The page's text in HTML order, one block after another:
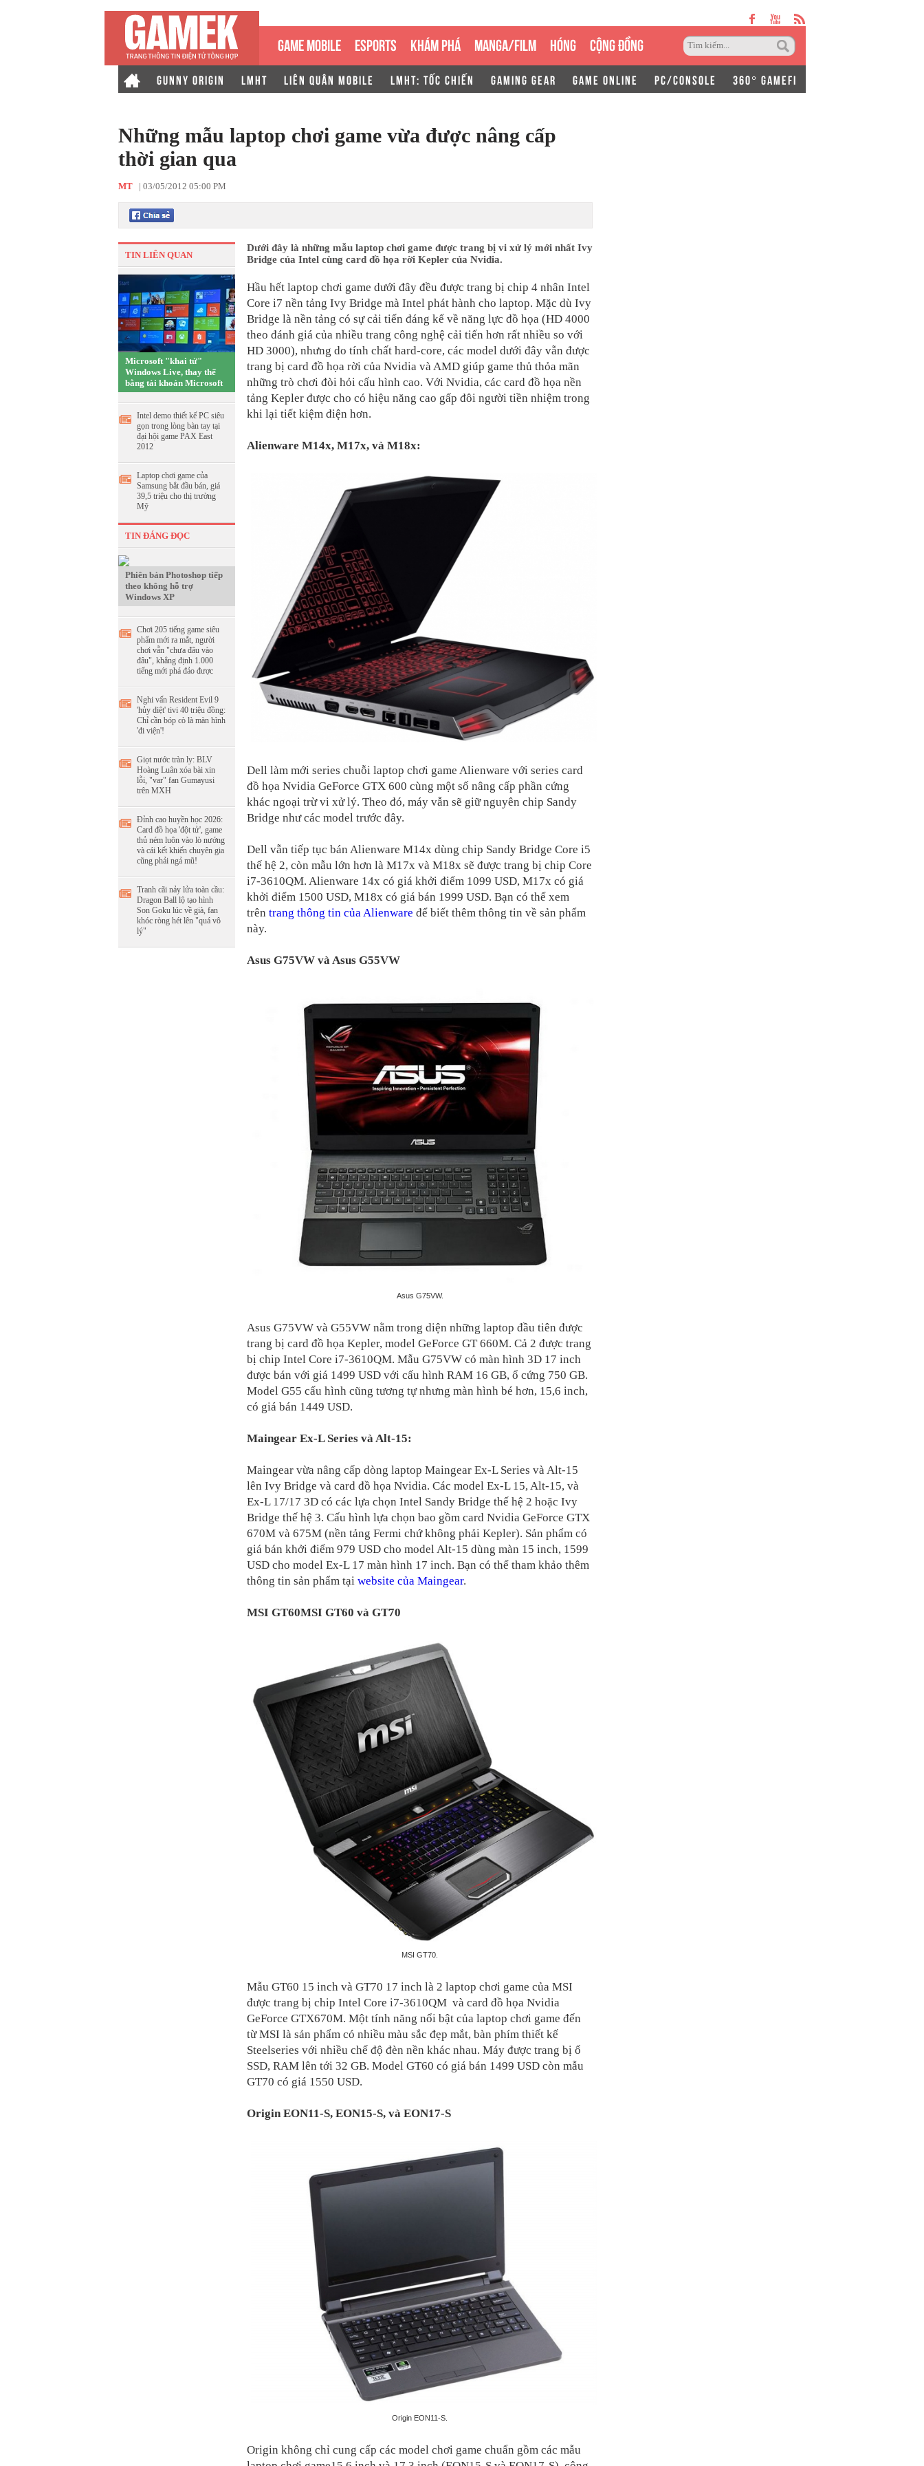
GAME MOBILE ESPORTS KHÁM PHÁ MANGA/FILM HÓNG CỘNG ĐỒNG
GUNNY ORIGIN LMHT LIÊN QUÂN MOBILE LMHT: TỐC CHIẾN GAMING GEAR GAME ONLINE PC/CONSOLE 360° GAMEFI
Những mẫu laptop chơi game vừa được nâng cấp
thời gian qua
MT | 03/05/2012 05:00 PM
TIN LIÊN QUAN
Microsoft "khai tử"
Windows Live, thay thế
bằng tài khoản Microsoft
Intel demo thiết kế PC siêu
gọn trong lòng bàn tay tại
đại hội game PAX East
2012
Laptop chơi game của
Samsung bắt đầu bán, giá
39,5 triệu cho thị trường
Mỹ
TIN ĐÁNG ĐỌC
Phiên bản Photoshop tiếp
theo không hỗ trợ
Windows XP
Chơi 205 tiếng game siêu
phẩm mới ra mắt, người
chơi vẫn "chưa đâu vào
đâu", khẳng định 1.000
tiếng mới phá đảo được
Nghi vấn Resident Evil 9
'hủy diệt' tivi 40 triệu đồng:
Chỉ cần bóp cò là màn hình
'đi viện'!
Giọt nước tràn ly: BLV
Hoàng Luân xóa bài xin
lỗi, "var" fan Gumayusi
trên MXH
Đỉnh cao huyền học 2026:
Card đồ họa 'đột tử', game
thủ ném luôn vào lò nướng
và cái kết khiến chuyên gia
cũng phải ngả mũ!
Tranh cãi nảy lửa toàn cầu:
Dragon Ball lộ tạo hình
Son Goku lúc về già, fan
khóc ròng hét lên "quá vô
lý"
Dưới đây là những mẫu laptop chơi game được trang bị vi xử lý mới nhất Ivy
Bridge của Intel cùng card đồ họa rời Kepler của Nvidia.
Hầu hết laptop chơi game dưới đây đều được trang bị chip 4 nhân Intel
Core i7 nền tảng Ivy Bridge mà Intel phát hành cho laptop. Mặc dù Ivy
Bridge là nền tảng có sự cải tiến đáng kể về năng lực đồ họa (HD 4000
theo đánh giá của nhiều trang công nghệ cải tiến hơn rất nhiều so với
HD 3000), nhưng do tính chất hard-core, các model dưới đây vẫn được
trang bị card đồ họa rời của Nvidia và AMD giúp game thủ thỏa mãn
những trò chơi đòi hỏi cấu hình cao. Với Nvidia, các card đồ họa nền
tảng Kepler được cho có hiệu năng cao gấp đôi người tiền nhiệm trong
khi lại tiết kiệm điện hơn.
Alienware M14x, M17x, và M18x:
Dell làm mới series chuỗi laptop chơi game Alienware với series card
đồ họa Nvidia GeForce GTX 600 cùng một số nâng cấp phần cứng
khác ngoại trừ vi xử lý. Theo đó, máy vẫn sẽ giữ nguyên chip Sandy
Bridge như các model trước đây.
Dell vẫn tiếp tục bán Alienware M14x dùng chip Sandy Bridge Core i5
thế hệ 2, còn mẫu lớn hơn là M17x và M18x sẽ được trang bị chip Core
i7-3610QM. Alienware 14x có giá khởi điểm 1099 USD, M17x có giá
khởi điểm 1500 USD, M18x có giá bán 1999 USD. Bạn có thể xem
trên trang thông tin của Alienware để biết thêm thông tin về sản phẩm
này.
Asus G75VW và Asus G55VW
Asus G75VW.
Asus G75VW và G55VW nằm trong diện những laptop đầu tiên được
trang bị card đồ họa Kepler, model GeForce GT 660M. Cả 2 được trang
bị chip Intel Core i7-3610QM. Mẫu G75VW có màn hình 3D 17 inch
được bán với giá 1499 USD với cấu hình RAM 16 GB, ổ cứng 750 GB.
Model G55 cấu hình cũng tương tự nhưng màn hình bé hơn, 15,6 inch,
có giá bán 1449 USD.
Maingear Ex-L Series và Alt-15:
Maingear vừa nâng cấp dòng laptop Maingear Ex-L Series và Alt-15
lên Ivy Bridge và card đồ họa Nvidia. Các model Ex-L 15, Alt-15, và
Ex-L 17/17 3D có các lựa chọn Intel Sandy Bridge thế hệ 2 hoặc Ivy
Bridge thế hệ 3. Cấu hình lựa chọn bao gồm card Nvidia GeForce GTX
670M và 675M (nền tảng Fermi chứ không phải Kepler). Sản phẩm có
giá bán khởi điểm 979 USD cho model Alt-15 dùng màn 15 inch, 1599
USD cho model Ex-L 17 màn hình 17 inch. Bạn có thể tham khảo thêm
thông tin sản phẩm tại website của Maingear.
MSI GT60MSI GT60 và GT70
MSI GT70.
Mẫu GT60 15 inch và GT70 17 inch là 2 laptop chơi game của MSI
được trang bị chip Intel Core i7-3610QM và card đồ họa Nvidia
GeForce GTX670M. Một tính năng nổi bật của laptop chơi game đến
từ MSI là sản phẩm có nhiều màu sắc đẹp mắt, bàn phím thiết kế
Steelseries với nhiều chế độ đèn nền khác nhau. Máy được trang bị ổ
SSD, RAM lên tới 32 GB. Model GT60 có giá bán 1499 USD còn mẫu
GT70 có giá 1550 USD.
Origin EON11-S, EON15-S, và EON17-S
Origin EON11-S.
Origin không chỉ cung cấp các model chơi game chuẩn gồm các mẫu